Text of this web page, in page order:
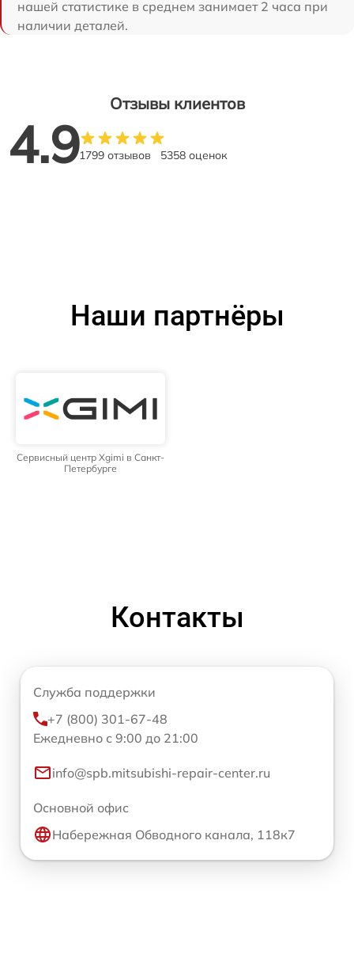
нашей статистике в среднем занимает 2 часа при
наличии деталей.
Отзывы клиентов
4.91799 отзывов 5358 оценок
Наши партнёры
Сервисный центр Xgimi в Санкт-
Петербурге
Контакты
Служба поддержки
+7 (800) 301-67-48
Ежедневно с 9:00 до 21:00
info@spb.mitsubishi-repair-center.ru
Основной офис
Набережная Обводного канала, 118к7